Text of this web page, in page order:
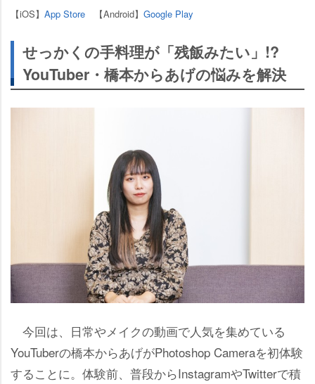
【iOS】 App Store 【Android】 Google Play
せっかくの手料理が「残飯みたい」!?
YouTuber・橋本からあげの悩みを解決
今回は、日常やメイクの動画で人気を集めている
YouTuberの橋本からあげがPhotoshop Cameraを初体験
することに。体験前、普段からInstagramやTwitterで積